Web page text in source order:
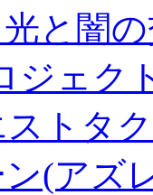
と闇
ジェク
ストタ
(アズ